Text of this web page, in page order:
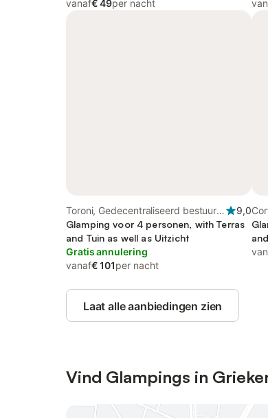
vanaf€ 49per nacht
Toroni, Gedecentraliseerd bestuur
van Macedonië-Thracië
9,0
Glamping voor 4 personen, with Terras
and Tuin as well as Uitzicht
Gratis annulering
vanaf€ 101per nacht
Laat alle aanbiedingen zien
Vind Glampings in